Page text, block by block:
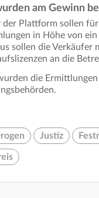
am Gewinn
der Plattform sollen
in Höhe von
sollen die
an die
die
Justiz